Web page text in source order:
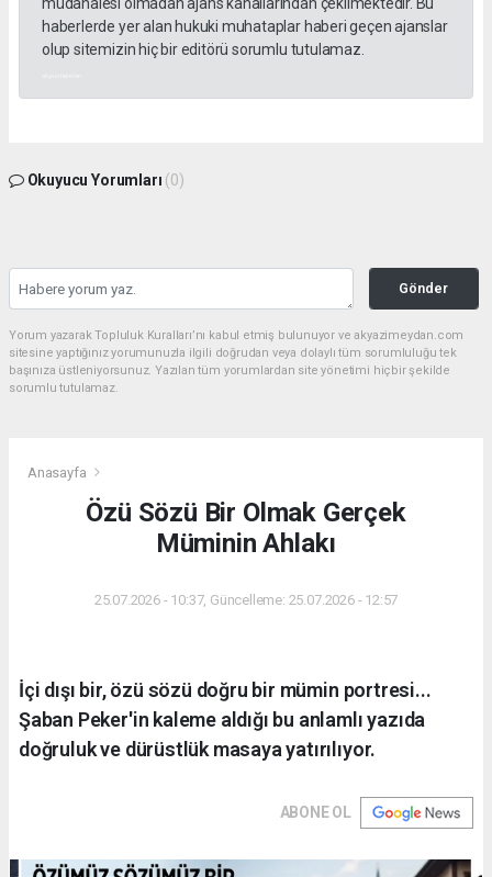
müdahalesi olmadan ajans kanallarından çekilmektedir. Bu
haberlerde yer alan hukuki muhataplar haberi geçen ajanslar
olup sitemizin hiç bir editörü sorumlu tutulamaz.
Okuyucu Yorumları (0)
Gönder
Yorum yazarak Topluluk Kuralları’nı kabul etmiş bulunuyor ve akyazimeydan.com
sitesine yaptığınız yorumunuzla ilgili doğrudan veya dolaylı tüm sorumluluğu tek
başınıza üstleniyorsunuz. Yazılan tüm yorumlardan site yönetimi hiçbir şekilde
sorumlu tutulamaz.
Anasayfa
Özü Sözü Bir Olmak Gerçek
Müminin Ahlakı
25.07.2026 - 10:37, Güncelleme: 25.07.2026 - 12:57
İçi dışı bir, özü sözü doğru bir mümin portresi...
Şaban Peker'in kaleme aldığı bu anlamlı yazıda
doğruluk ve dürüstlük masaya yatırılıyor.
ABONE OL